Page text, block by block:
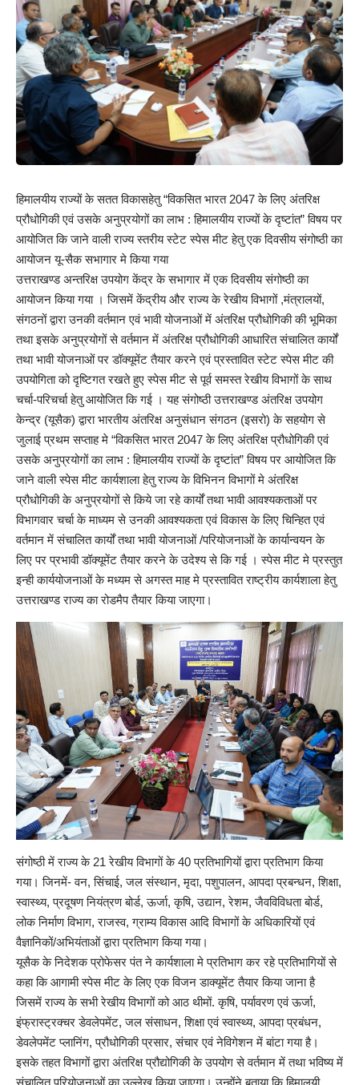
हिमालयीय राज्यों के सतत विकासहेतु “विकसित भारत 2047 के लिए अंतरिक्ष
प्रौधोगिकी एवं उसके अनुप्रयोगों का लाभ : हिमालयीय राज्यों के दृष्टांत” विषय पर
आयोजित कि जाने वाली राज्य स्तरीय स्टेट स्पेस मीट हेतु एक दिवसीय संगोष्ठी का
आयोजन यू-सैक सभागार मे किया गया
उत्तराखण्ड अन्तरिक्ष उपयोग केंद्र के सभागार में एक दिवसीय संगोष्ठी का
आयोजन किया गया । जिसमें केंद्रीय और राज्य के रेखीय विभागों ,मंत्रालयों,
संगठनों द्वारा उनकी वर्तमान एवं भावी योजनाओं में अंतरिक्ष प्रौधोगिकी की भूमिका
तथा इसके अनुप्रयोगों से वर्तमान में अंतरिक्ष प्रौधोगिकी आधारित संचालित कार्यों
तथा भावी योजनाओं पर डॉक्यूमेंट तैयार करने एवं प्रस्तावित स्टेट स्पेस मीट की
उपयोगिता को दृष्टिगत रखते हुए स्पेस मीट से पूर्व समस्त रेखीय विभागों के साथ
चर्चा-परिचर्चा हेतु आयोजित कि गई । यह संगोष्ठी उत्तराखण्ड अंतरिक्ष उपयोग
केन्द्र (यूसैक) द्वारा भारतीय अंतरिक्ष अनुसंधान संगठन (इसरो) के सहयोग से
जुलाई प्रथम सप्ताह मे “विकसित भारत 2047 के लिए अंतरिक्ष प्रौधोगिकी एवं
उसके अनुप्रयोगों का लाभ : हिमालयीय राज्यों के दृष्टांत” विषय पर आयोजित कि
जाने वाली स्पेस मीट कार्यशाला हेतु राज्य के विभिनन विभागों मे अंतरिक्ष
प्रौधोगिकी के अनुप्रयोगों से किये जा रहे कार्यों तथा भावी आवश्यकताओं पर
विभागवार चर्चा के माध्यम से उनकी आवश्यकता एवं विकास के लिए चिन्हित एवं
वर्तमान में संचालित कार्यों तथा भावी योजनाओं /परियोजनाओं के कार्यान्वयन के
लिए पर प्रभावी डॉक्यूमेंट तैयार करने के उदेश्य से कि गई । स्पेस मीट मे प्रस्तुत
इन्ही कार्ययोजनाओं के मध्यम से अगस्त माह मे प्रस्तावित राष्ट्रीय कार्यशाला हेतु
उत्तराखण्ड राज्य का रोडमैप तैयार किया जाएगा।
संगोष्ठी में राज्य के 21 रेखीय विभागों के 40 प्रतिभागियों द्वारा प्रतिभाग किया
गया। जिनमें- वन, सिंचाई, जल संस्थान, मृदा, पशुपालन, आपदा प्रबन्धन, शिक्षा,
स्वास्थ्य, प्रदूषण नियंत्रण बोर्ड, ऊर्जा, कृषि, उद्यान, रेशम, जैवविविधता बोर्ड,
लोक निर्माण विभाग, राजस्व, ग्राम्य विकास आदि विभागों के अधिकारियों एवं
वैज्ञानिकों/अभियंताओं द्वारा प्रतिभाग किया गया।
यूसैक के निदेशक प्रोफेसर पंत ने कार्यशाला मे प्रतिभाग कर रहे प्रतिभागियों से
कहा कि आगामी स्पेस मीट के लिए एक विजन डाक्यूमेंट तैयार किया जाना है
जिसमें राज्य के सभी रेखीय विभागों को आठ थीमों. कृषि, पर्यावरण एवं ऊर्जा,
इंफ्रास्ट्रक्चर डेवलेपमेंट, जल संसाधन, शिक्षा एवं स्वास्थ्य, आपदा प्रबंधन,
डेवलेपमेंट प्लानिंग, प्रौधोगिकी प्रसार, संचार एवं नेविगेशन में बांटा गया है।
इसके तहत विभागों द्वारा अंतरिक्ष प्रौद्योगिकी के उपयोग से वर्तमान में तथा भविष्य में
संचालित परियोजनाओं का उल्लेख किया जाएगा। उन्होंने बताया कि हिमालयी